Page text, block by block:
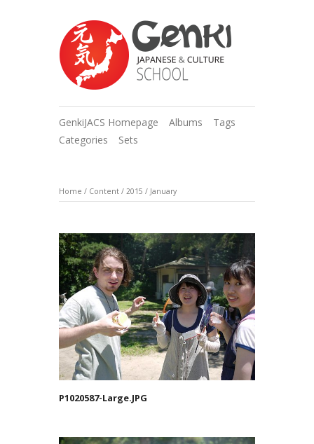
GenkiJACS Homepage Albums
Tags
Categories
Sets
Home / Content / 2015 / January
P1020587-Large.JPG